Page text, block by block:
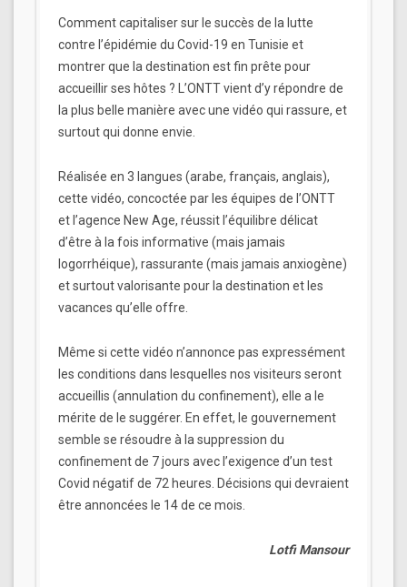
Comment capitaliser sur le succès de la lutte
contre l’épidémie du Covid-19 en Tunisie et
montrer que la destination est fin prête pour
accueillir ses hôtes ? L’ONTT vient d’y répondre de
la plus belle manière avec une vidéo qui rassure, et
surtout qui donne envie.
Réalisée en 3 langues (arabe, français, anglais),
cette vidéo, concoctée par les équipes de l’ONTT
et l’agence New Age, réussit l’équilibre délicat
d’être à la fois informative (mais jamais
logorrhéique), rassurante (mais jamais anxiogène)
et surtout valorisante pour la destination et les
vacances qu’elle offre.
Même si cette vidéo n’annonce pas expressément
les conditions dans lesquelles nos visiteurs seront
accueillis (annulation du confinement), elle a le
mérite de le suggérer. En effet, le gouvernement
semble se résoudre à la suppression du
confinement de 7 jours avec l’exigence d’un test
Covid négatif de 72 heures. Décisions qui devraient
être annoncées le 14 de ce mois.
Lotfi Mansour